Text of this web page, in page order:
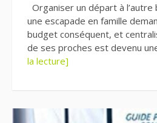
Organiser un départ à
une escapade en famille
budget conséquent, et
de ses proches est devenu
la lecture]